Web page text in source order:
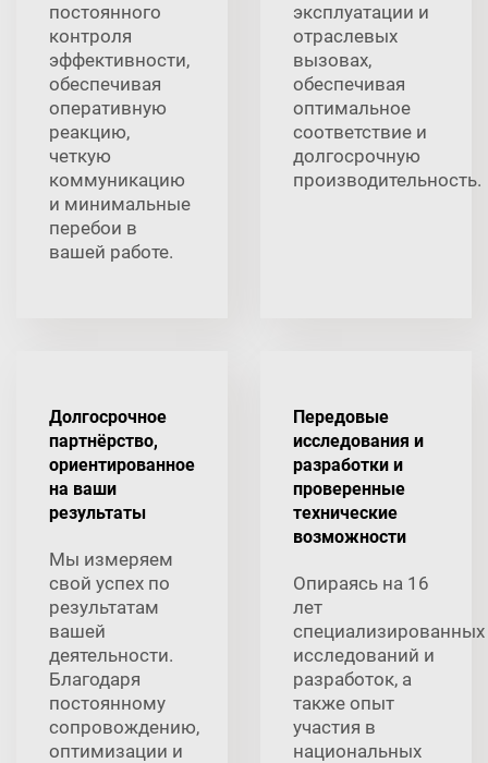
постоянного
контроля
эффективности,
обеспечивая
оперативную
реакцию,
четкую
коммуникацию
и минимальные
перебои в
вашей работе.
эксплуатации и
отраслевых
вызовах,
обеспечивая
оптимальное
соответствие и
долгосрочную
производительность.
Долгосрочное
партнёрство,
ориентированное
на ваши
результаты
Мы измеряем
свой успех по
результатам
вашей
деятельности.
Благодаря
постоянному
сопровождению,
оптимизации и
Передовые
исследования и
разработки и
проверенные
технические
возможности
Опираясь на 16
лет
специализированных
исследований и
разработок, а
также опыт
участия в
национальных